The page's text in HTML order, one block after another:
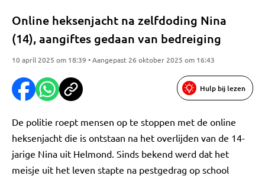
Online heksenjacht na zelfdoding Nina
(14), aangiftes gedaan van bedreiging
10 april 2025 om 18:39 • Aangepast 26 oktober 2025 om 16:43
Hulp bij lezen
De politie roept mensen op te stoppen met de online
heksenjacht die is ontstaan na het overlijden van de 14-
jarige Nina uit Helmond. Sinds bekend werd dat het
meisje uit het leven stapte na pestgedrag op school